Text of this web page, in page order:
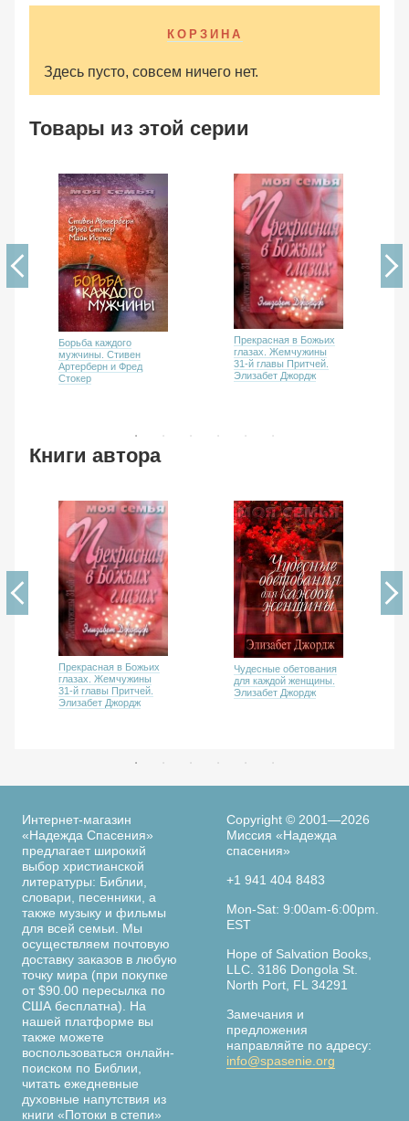
КОРЗИНА
Здесь пусто, совсем ничего нет.
Товары из этой серии
Борьба каждого
мужчины. Стивен
Артерберн и Фред
Стокер
Прекрасная в Божьих
глазах. Жемчужины
31-й главы Притчей.
Элизабет Джордж
Книги автора
Прекрасная в Божьих
глазах. Жемчужины
31-й главы Притчей.
Элизабет Джордж
Чудесные обетования
для каждой женщины.
Элизабет Джордж
Интернет-магазин
«Надежда Спасения»
предлагает широкий
выбор христианской
литературы: Библии,
словари, песенники, а
также музыку и фильмы
для всей семьи. Мы
осуществляем почтовую
доставку заказов в любую
точку мира (при покупке
от $90.00 пересылка по
США бесплатна). На
нашей платформе вы
также можете
воспользоваться онлайн-
поиском по Библии,
читать ежедневные
духовные напутствия из
книги «Потоки в степи»
Copyright © 2001—2026
Миссия «Надежда
спасения»
+1 941 404 8483
Mon-Sat: 9:00am-6:00pm.
EST
Hope of Salvation Books,
LLC. 3186 Dongola St.
North Port, FL 34291
Замечания и
предложения
направляйте по адресу:
info@spasenie.org